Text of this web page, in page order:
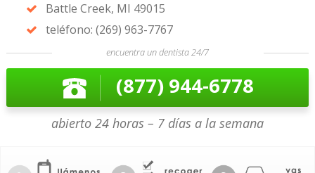
Battle Creek, MI 49015
teléfono: (269) 963-7767
encuentra un dentista 24/7
(877) 944-6778
abierto 24 horas – 7 días a la semana